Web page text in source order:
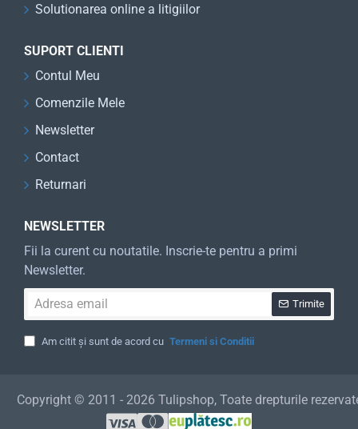
Solutionarea online a litigiilor
SUPORT CLIENTI
Contul Meu
Comenzile Mele
Newsletter
Contact
Returnari
NEWSLETTER
Fii la curent cu noutatile. Inscrie-te pentru a primi
Newsletter.
email
Trimite
Am citit și sunt de acord cu Termeni si Conditii
Copyright © 2011 - 2026 Tulipshop, Toate drepturile